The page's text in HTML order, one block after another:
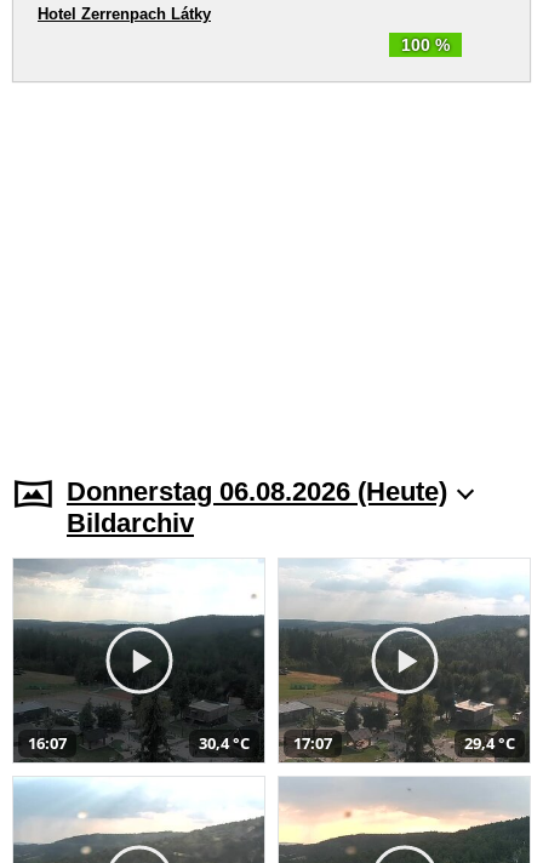
100 %
Hotel Zerrenpach Látky
Donnerstag 06.08.2026 (Heute)
Bildarchiv
16:07 30,4 °C 17:07 29,4 °C